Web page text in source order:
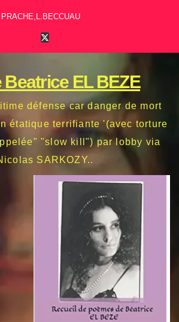
PRACHE,L.BECCUAU
Beatrice EL BEZE
défense car danger de mort
étatique terrifiante '(avec torture
"slow kill") par lobby via
SARKOZY..